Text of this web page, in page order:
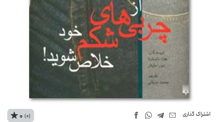
اشتراک‌ گذاری 0 (0)